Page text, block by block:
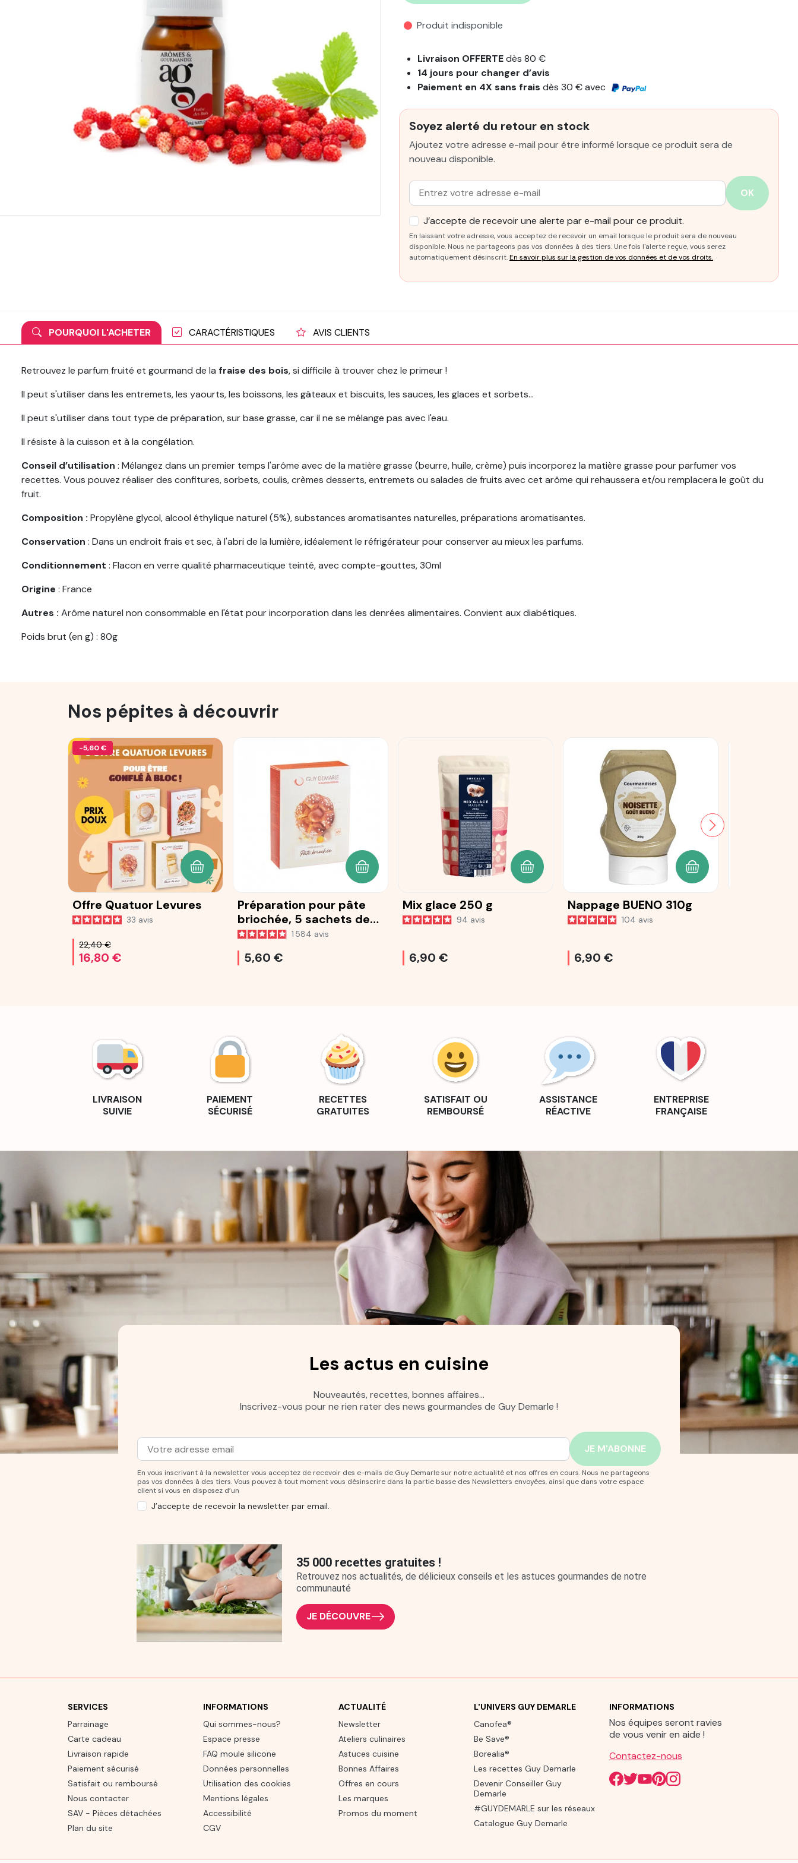
Produit indisponible
Livraison OFFERTEdès 80 €
14 jours pour changer d’avis
Paiement en 4X sans fraisdès 30 € avec
Soyez alerté du retour en stock
Ajoutez votre adresse e-mail pour être informé lorsque ce produit sera de
nouveau disponible.
Email :
OK
J’accepte de recevoir une alerte par e-mail pour ce produit.
En laissant votre adresse, vous acceptez de recevoir un email lorsque le produit sera de nouveau
disponible. Nous ne partageons pas vos données à des tiers. Une fois l'alerte reçue, vous serez
automatiquement désinscrit.En savoir plus sur la gestion de vos données et de vos droits.
POURQUOI L'ACHETER CARACTÉRISTIQUES AVIS CLIENTS
Retrouvez le parfum fruité et gourmand de la fraise des bois, si difficile à trouver chez le primeur !
Il peut s'utiliser dans les entremets, les yaourts, les boissons, les gâteaux et biscuits, les sauces, les glaces et sorbets...
Il peut s'utiliser dans tout type de préparation, sur base grasse, car il ne se mélange pas avec l'eau.
Il résiste à la cuisson et à la congélation.
Conseil d’utilisation : Mélangez dans un premier temps l'arôme avec de la matière grasse (beurre, huile, crème) puis incorporez la matière grasse pour parfumer vos
recettes. Vous pouvez réaliser des confitures, sorbets, coulis, crèmes desserts, entremets ou salades de fruits avec cet arôme qui rehaussera et/ou remplacera le goût du
fruit.
Composition : Propylène glycol, alcool éthylique naturel (5%), substances aromatisantes naturelles, préparations aromatisantes.
Conservation : Dans un endroit frais et sec, à l'abri de la lumière, idéalement le réfrigérateur pour conserver au mieux les parfums.
Conditionnement : Flacon en verre qualité pharmaceutique teinté, avec compte-gouttes, 30ml
Origine : France
Autres : Arôme naturel non consommable en l'état pour incorporation dans les denrées alimentaires. Convient aux diabétiques.
Poids brut (en g) : 80g
Nos pépites à découvrir
-5,60 €
Offre Quatuor Levures
33 avis
22,40 €
16,80 €
AJOUTER AU PANIER
Préparation pour pâte
briochée, 5 sachets de
25 g
1 584 avis
5,60 €
AJOUTER AU PANIER
Mix glace 250 g
94 avis
6,90 €
AJOUTER AU PANIER
Nappage BUENO 310g
104 avis
6,90 €
AJOUTER AU PANIER
LIVRAISON
SUIVIE
PAIEMENT
SÉCURISÉ
RECETTES
GRATUITES
SATISFAIT OU
REMBOURSÉ
ASSISTANCE
RÉACTIVE
ENTREPRISE
FRANÇAISE
Les actus en cuisine
Nouveautés, recettes, bonnes affaires…
Inscrivez-vous pour ne rien rater des news gourmandes de Guy Demarle !
Adresse mail
Entrez votre adresse mail pour vous abonner à notre newsletter.
En vous inscrivant à la newsletter vous acceptez de recevoir des e-mails de Guy Demarle sur notre actualité et nos offres en cours. Nous ne partageons
pas vos données à des tiers. Vous pouvez à tout moment vous désinscrire dans la partie basse des Newsletters envoyées, ainsi que dans votre espace
client si vous en disposez d’un
J’accepte de recevoir la newsletter par email.
35 000 recettes gratuites !
Retrouvez nos actualités, de délicieux conseils et les astuces gourmandes de notre
communauté
JE DÉCOUVRE
SERVICES
Parrainage
Carte cadeau
Livraison rapide
Paiement sécurisé
Satisfait ou remboursé
Nous contacter
SAV - Pièces détachées
Plan du site
INFORMATIONS
Qui sommes-nous?
Espace presse
FAQ moule silicone
Données personnelles
Utilisation des cookies
Mentions légales
Accessibilité
CGV
ACTUALITÉ
Newsletter
Ateliers culinaires
Astuces cuisine
Bonnes Affaires
Offres en cours
Les marques
Promos du moment
L'UNIVERS GUY DEMARLE
Canofea®
Be Save®
Borealia®
Les recettes Guy Demarle
Devenir Conseiller Guy
Demarle
#GUYDEMARLE sur les réseaux
Catalogue Guy Demarle
INFORMATIONS
Nos équipes seront ravies
de vous venir en aide !
Contactez-nous